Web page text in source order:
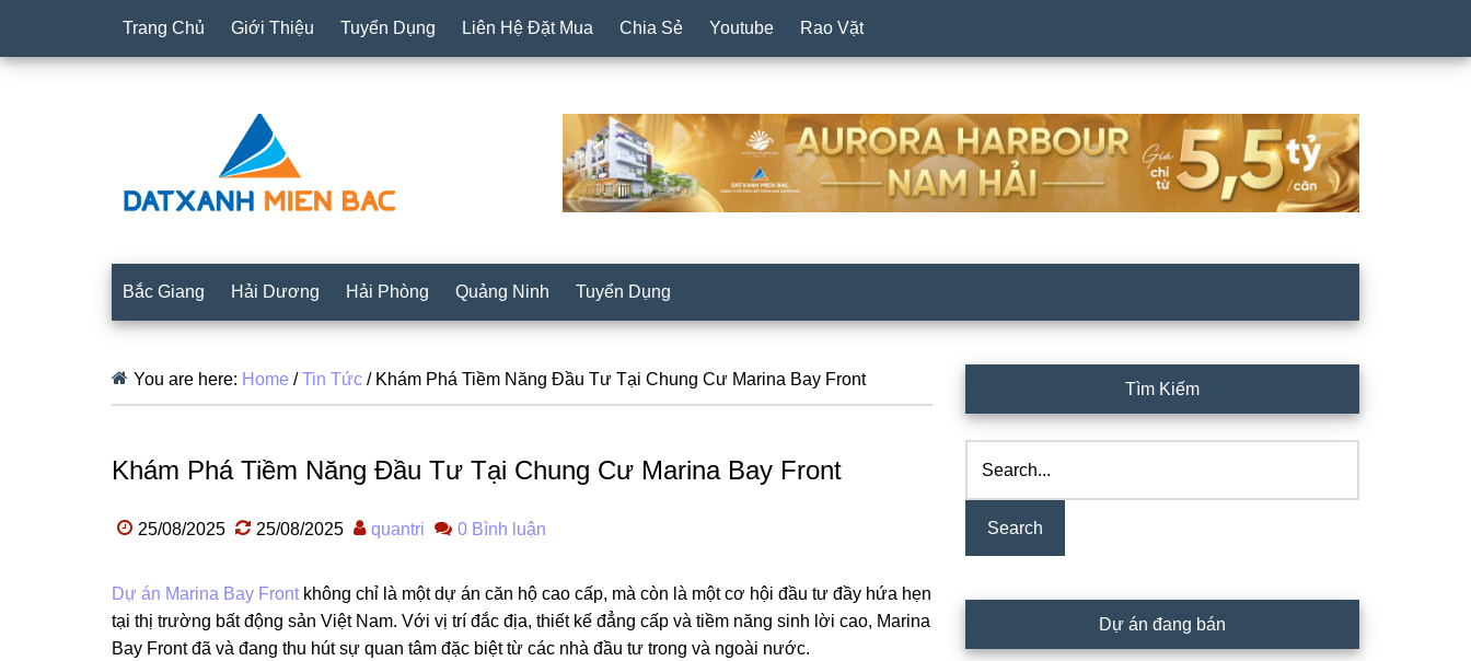
Trang Chủ Giới Thiệu Tuyển Dụng Liên Hệ Đặt Mua Chia Sẻ Youtube Rao Vặt
Bắc Giang Hải Dương Hải Phòng Quảng Ninh Tuyển Dụng
You are here: Home / Tin Tức /Khám Phá Tiềm Năng Đầu Tư Tại Chung Cư Marina Bay Front
Khám Phá Tiềm Năng Đầu Tư Tại Chung Cư Marina Bay Front
25/08/2025 25/08/2025 quantri 0 Bình luận
Dự án Marina Bay Front không chỉ là một dự án căn hộ cao cấp, mà còn là một cơ hội đầu tư đầy hứa hẹn
tại thị trường bất động sản Việt Nam. Với vị trí đắc địa, thiết kế đẳng cấp và tiềm năng sinh lời cao, Marina
Bay Front đã và đang thu hút sự quan tâm đặc biệt từ các nhà đầu tư trong và ngoài nước.
Sidebar
Tìm Kiếm
Dự án đang bán